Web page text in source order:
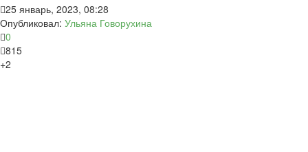
25 январь, 2023, 08:28
Опубликовал: Ульяна Говорухина
0
815
+2